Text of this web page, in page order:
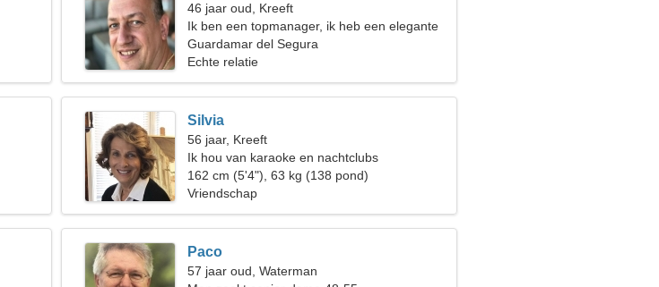
46 jaar oud, Kreeft
Ik ben een topmanager, ik heb een elegante
vrouw nodig
Guardamar del Segura
Echte relatie
Silvia
56 jaar, Kreeft
Ik hou van karaoke en nachtclubs
162 cm (5'4"), 63 kg (138 pond)
Vriendschap
Paco
57 jaar oud, Waterman